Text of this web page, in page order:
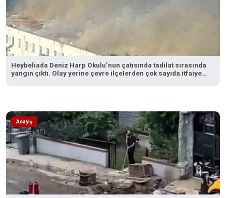
Heybeliada Deniz Harp Okulu’nun çatısında tadilat sırasında
yangın çıktı. Olay yerine çevre ilçelerden çok sayıda itfaiye
Asayiş